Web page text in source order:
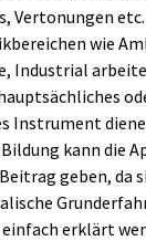
Vertonungen
wie
Industrial
Instrument
kann die
geben, da
erklärt